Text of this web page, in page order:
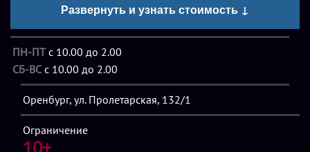
которой завершается серия книг о Гарри Поттере. За час
игры члены команды близко познакомятся с волшебным
примут участие в турнире с волшебными шахтами,
попробуют сыворотку правды, исследуют самые
секретные и невероятные уголки башни Гриффиндора и
всего замка.
Развернуть и узнать стоимость ↓
ПН-ПТс 10.00 до 2.00
СБ-ВС с 10.00 до 2.00
Оренбург, ул. Пролетарская, 132/1
Ограничение
10+